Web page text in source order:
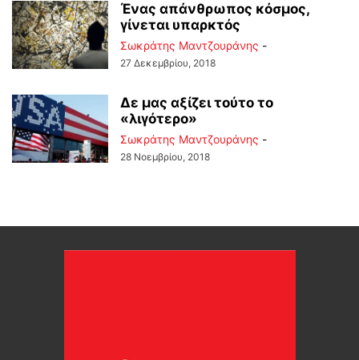
Ένας απάνθρωπος κόσμος,
γίνεται υπαρκτός
Σωκράτης Μαντζουράνης -
27 Δεκεμβρίου, 2018
Δε μας αξίζει τούτο το
«λιγότερο»
Σωκράτης Μαντζουράνης -
28 Νοεμβρίου, 2018